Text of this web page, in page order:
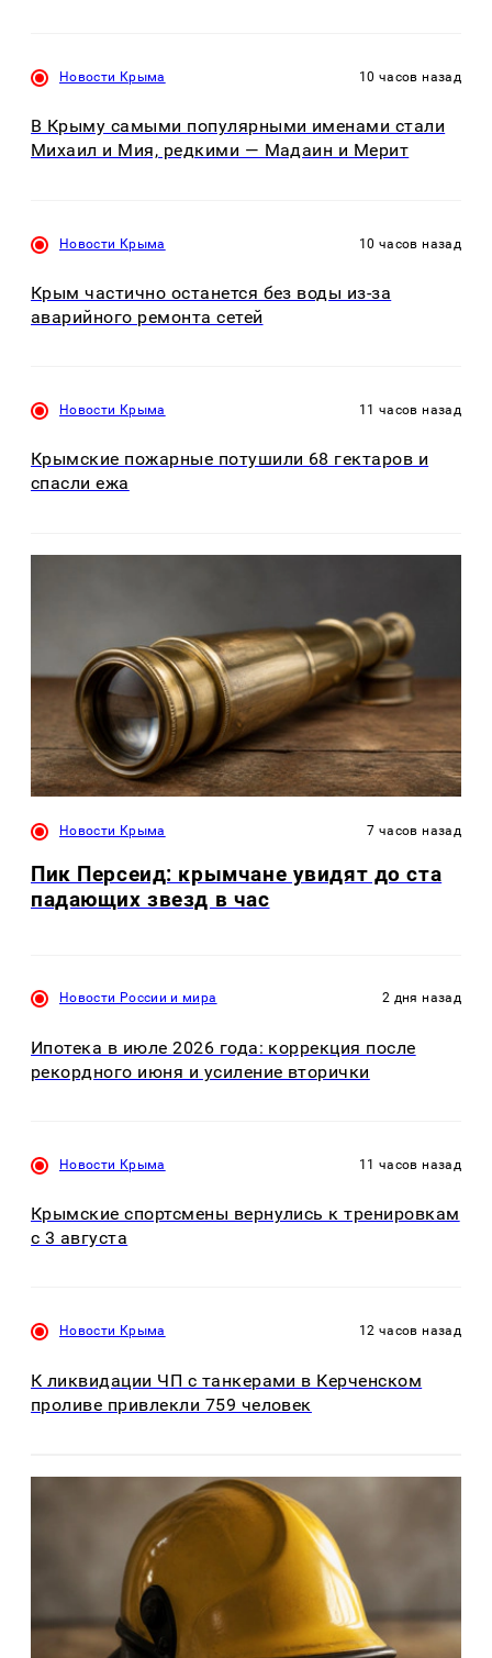
Новости Крыма 10 часов назад
В Крыму самыми популярными именами стали
Михаил и Мия, редкими — Мадаин и Мерит
Новости Крыма 10 часов назад
Крым частично останется без воды из-за
аварийного ремонта сетей
Новости Крыма 11 часов назад
Крымские пожарные потушили 68 гектаров и
спасли ежа
Новости Крыма 7 часов назад
Пик Персеид: крымчане увидят до ста
падающих звезд в час
Новости России и мира 2 дня назад
Ипотека в июле 2026 года: коррекция после
рекордного июня и усиление вторички
Новости Крыма 11 часов назад
Крымские спортсмены вернулись к тренировкам
с 3 августа
Новости Крыма 12 часов назад
К ликвидации ЧП с танкерами в Керченском
проливе привлекли 759 человек